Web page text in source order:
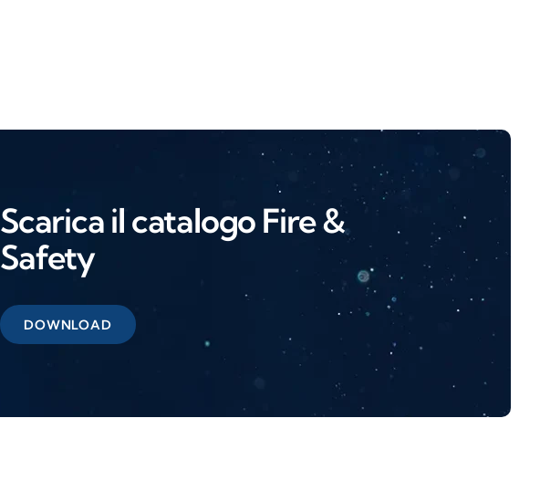
Scarica il catalogo Fire &
Safety
DOWNLOAD